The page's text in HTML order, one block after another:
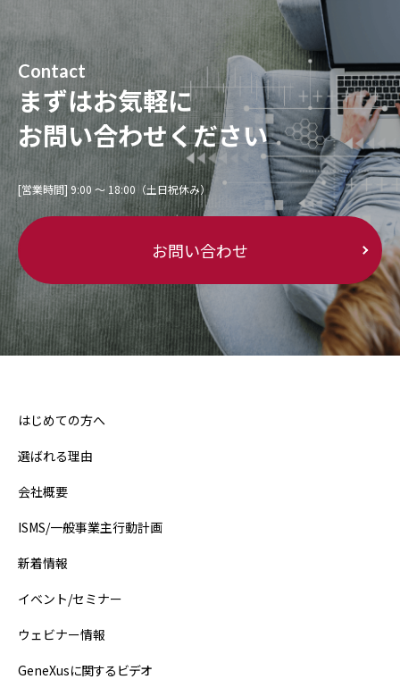
Contact
まずはお気軽に
お問い合わせください
[営業時間] 9:00 〜 18:00（土日祝休み）
お問い合わせ
はじめての方へ
選ばれる理由
会社概要
ISMS/一般事業主行動計画
新着情報
イベント/セミナー
ウェビナー情報
GeneXusに関するビデオ